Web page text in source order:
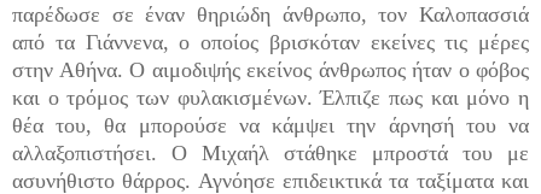
παρέδωσε σε έναν θηριώδη άνθρωπο, τον Καλοπασσιά
από τα Γιάννενα, ο οποίος βρισκόταν εκείνες τις μέρες
στην Αθήνα. Ο αιμοδιψής εκείνος άνθρωπος ήταν ο φόβος
και ο τρόμος των φυλακισμένων. Έλπιζε πως και μόνο η
θέα του, θα μπορούσε να κάμψει την άρνησή του να
αλλαξοπιστήσει. Ο Μιχαήλ στάθηκε μπροστά του με
ασυνήθιστο θάρρος. Αγνόησε επιδεικτικά τα ταξίματα και